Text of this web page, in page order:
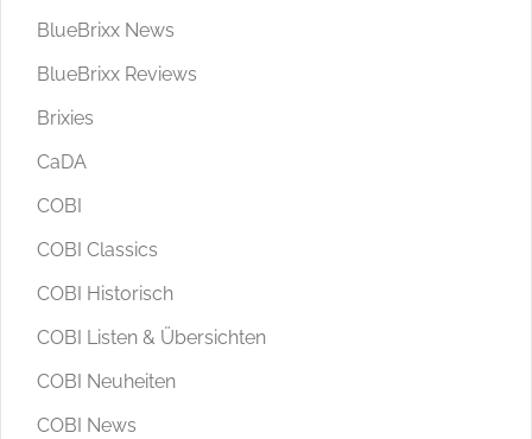
BlueBrixx News
BlueBrixx Reviews
Brixies
CaDA
COBI
COBI Classics
COBI Historisch
COBI Listen & Übersichten
COBI Neuheiten
COBI News